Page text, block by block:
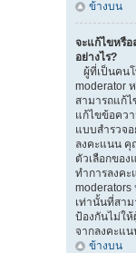
ข้างบน
จะแก้ไขหรื
อย่างไร?
ผู้ที่เป็นคน
moderator
สามารถแก้
แก้ไขข้อคว
แบบสำรวจ
ลงคะแนน คุ
ตัวเลือกขอ
ทำการลงคะ
moderators
เท่านั้นที่สา
ป้องกันไม่ให้
จากลงคะแ
ข้างบน